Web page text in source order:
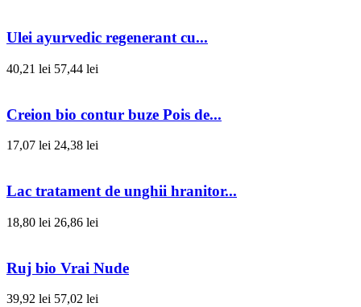
Ulei ayurvedic regenerant cu...
40,21 lei 57,44 lei
Creion bio contur buze Pois de...
17,07 lei 24,38 lei
Lac tratament de unghii hranitor...
18,80 lei 26,86 lei
Ruj bio Vrai Nude
39,92 lei 57,02 lei